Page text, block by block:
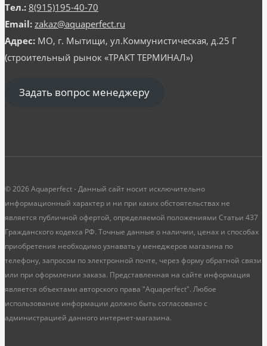
Тел.: 8(915)195-40-70
Email: zakaz@aquaperfect.ru
Адрес: МО, г. Мытищи, ул.Коммунистическая, д.25 Г
(строительный рынок «ТРАКТ ТЕРМИНАЛ»)
Задать вопрос менеджеру
© 2026 Aquaperfect - Данный сайт носит исключительно
информационный характер и ни при каких обстоятельствах не
является публичной офертой, определяемой положениями Статьи 437
Гражданского кодекса РФ. Точные данные о наличии, ценах и способах
приобретения необходимо узнавать у менеджеров магазина по
телефону, запросом по электронной почте, через форму обратной связи
или при оформлении заказа. Представленная на сайте информация
является объектами авторского права "Aquaperfect". Любое
использование информации должно быть согласовано с
администрацией данного интернет-магазина.